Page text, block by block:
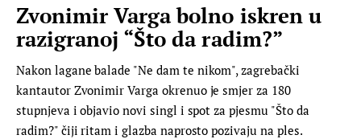
Zvonimir Varga bolno iskren u
razigranoj “Što da radim?”
Nakon lagane balade "Ne dam te nikom", zagrebački
kantautor Zvonimir Varga okrenuo je smjer za 180
stupnjeva i objavio novi singl i spot za pjesmu "Što da
radim?" čiji ritam i glazba naprosto pozivaju na ples.